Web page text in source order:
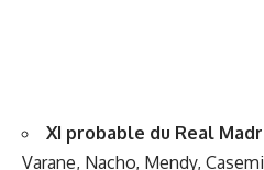
XI probable du Real
Varane, Nacho, Mendy,